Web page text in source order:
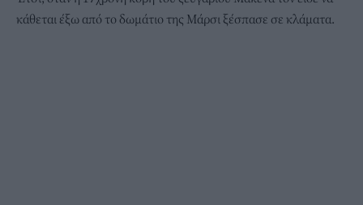
κάθεται έξω από το δωμάτιο της Mάρσι ξέσπασε σε κλάματα.